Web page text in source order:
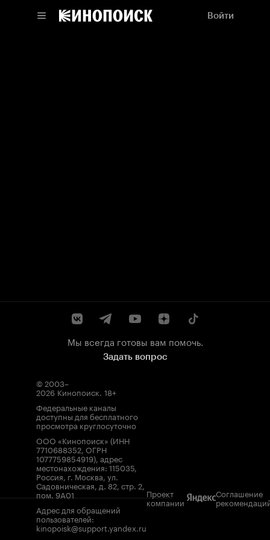
Войти
Мы всегда готовы вам помочь.
Задать вопрос
© 2003–
2026 Кинопоиск. 18+
Федеральные каналы
доступны для бесплатного
просмотра круглосуточно
ООО «Кинопоиск» (ИНН
7710688352, ОГРН
1077759854919), адрес
местонахождения: 115035,
Россия, г. Москва, ул.
Садовническая, д. 82, стр. 2,
пом. 9А01
Адрес для обращений
пользователей:
kinopoisk@support.yandex.ru
Проект
компании
Соглашение